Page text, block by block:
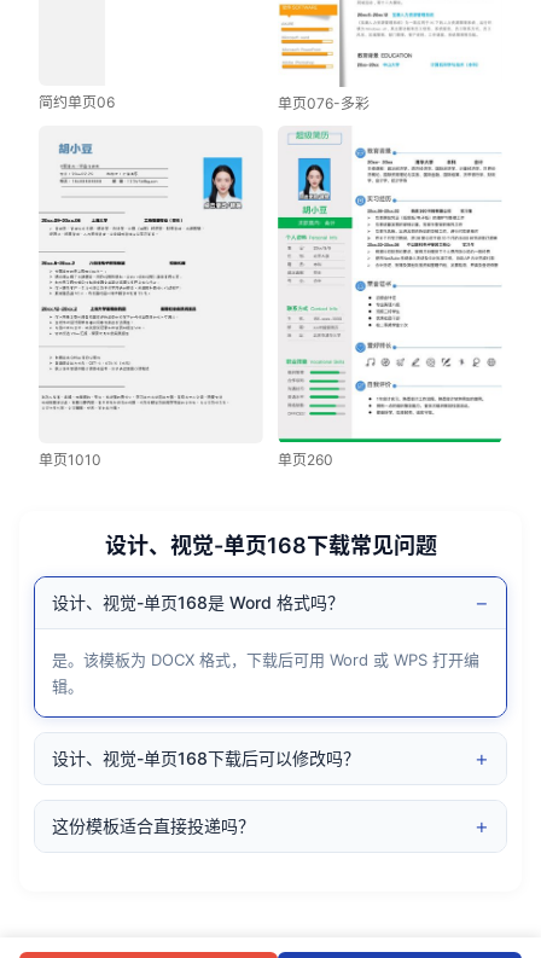
简约单页06 单页076-多彩
单页1010 单页260
设计、视觉-单页168下载常见问题
设计、视觉-单页168是 Word 格式吗？ −
是。该模板为 DOCX 格式，下载后可用 Word 或 WPS 打开编
辑。
设计、视觉-单页168下载后可以修改吗？ +
这份模板适合直接投递吗？ +